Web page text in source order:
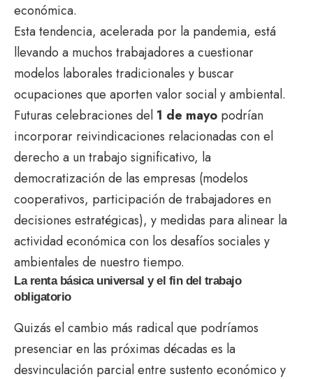
económica.
Esta tendencia, acelerada por la pandemia, está
llevando a muchos trabajadores a cuestionar
modelos laborales tradicionales y buscar
ocupaciones que aporten valor social y ambiental.
Futuras celebraciones del 1 de mayo podrían
incorporar reivindicaciones relacionadas con el
derecho a un trabajo significativo, la
democratización de las empresas (modelos
cooperativos, participación de trabajadores en
decisiones estratégicas), y medidas para alinear la
actividad económica con los desafíos sociales y
ambientales de nuestro tiempo.
La renta básica universal y el fin del trabajo
obligatorio
Quizás el cambio más radical que podríamos
presenciar en las próximas décadas es la
desvinculación parcial entre sustento económico y